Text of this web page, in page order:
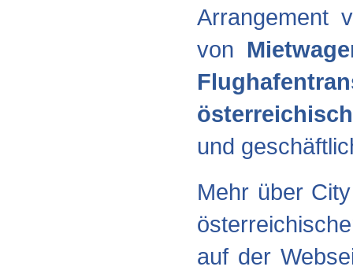
Arrangement
von
und
Mehr über
auf der